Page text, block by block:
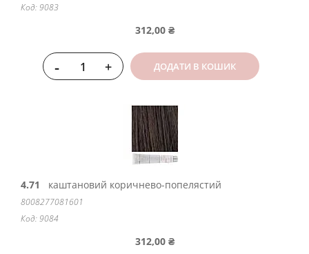
Код: 9083
312,00 ₴
- + ДОДАТИ В КОШИК
4.71 каштановий коричнево-попелястий
8008277081601
Код: 9084
312,00 ₴